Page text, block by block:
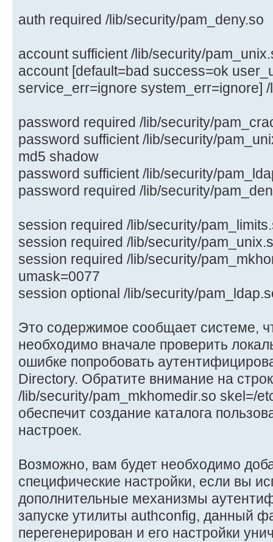
auth required /lib/security/pam_deny.so
account sufficient /lib/security/
account [default=bad success=ok
service_err=ignore system_err=ignore]
password required /lib/security/
password sufficient /lib/security/
md5 shadow
password sufficient /lib/security/
password required /lib/security/
session required /lib/security/
session required /lib/security/
session required /lib/security/
umask=0077
session optional /lib/security/
Это содержимое сообщает системе,
необходимо вначале проверить
ошибке попробовать
Directory. Обратите внимание на
/lib/security/pam_mkhomedir.so skel=/
обеспечит создание каталога
настроек.
Возможно, вам будет необходимо
специфические настройки, если вы
дополнительные механизмы
запуске утилиты authconfig, данный
перегенерирован и его настройки